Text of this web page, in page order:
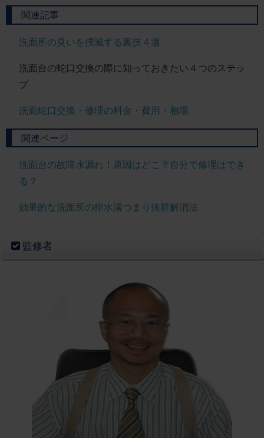
関連記事
洗面所の臭いを撲滅する裏技４選
洗面台の蛇口交換の際に知っておきたい４つのステッ
プ
洗面蛇口交換・修理の料金・費用・相場
関連ページ
洗面台の故障水漏れ！原因はどこ？自分で修理はでき
る？
効果的な洗面所の排水溝つまり抜群解消法
監修者